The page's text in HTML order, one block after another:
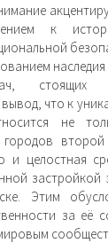
к
что к
не
городов
и целостная
Этим
за её